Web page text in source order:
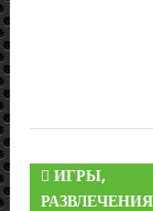
ИГРЫ,
РАЗВЛЕЧЕНИЯ